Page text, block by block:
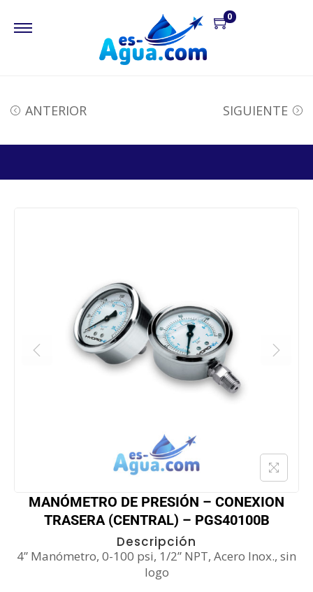
0
ANTERIOR SIGUIENTE
MANÓMETRO DE PRESIÓN – CONEXION
TRASERA (CENTRAL) – PGS40100B
Descripción
4” Manómetro, 0-100 psi, 1/2” NPT, Acero Inox., sin
logo